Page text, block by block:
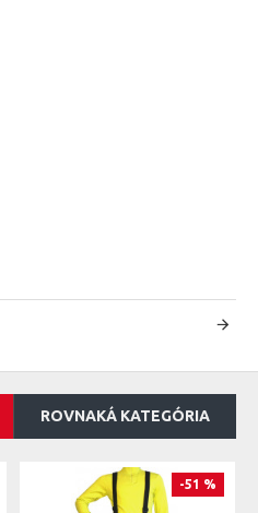
ROVNAKÁ KATEGÓRIA
-51 %